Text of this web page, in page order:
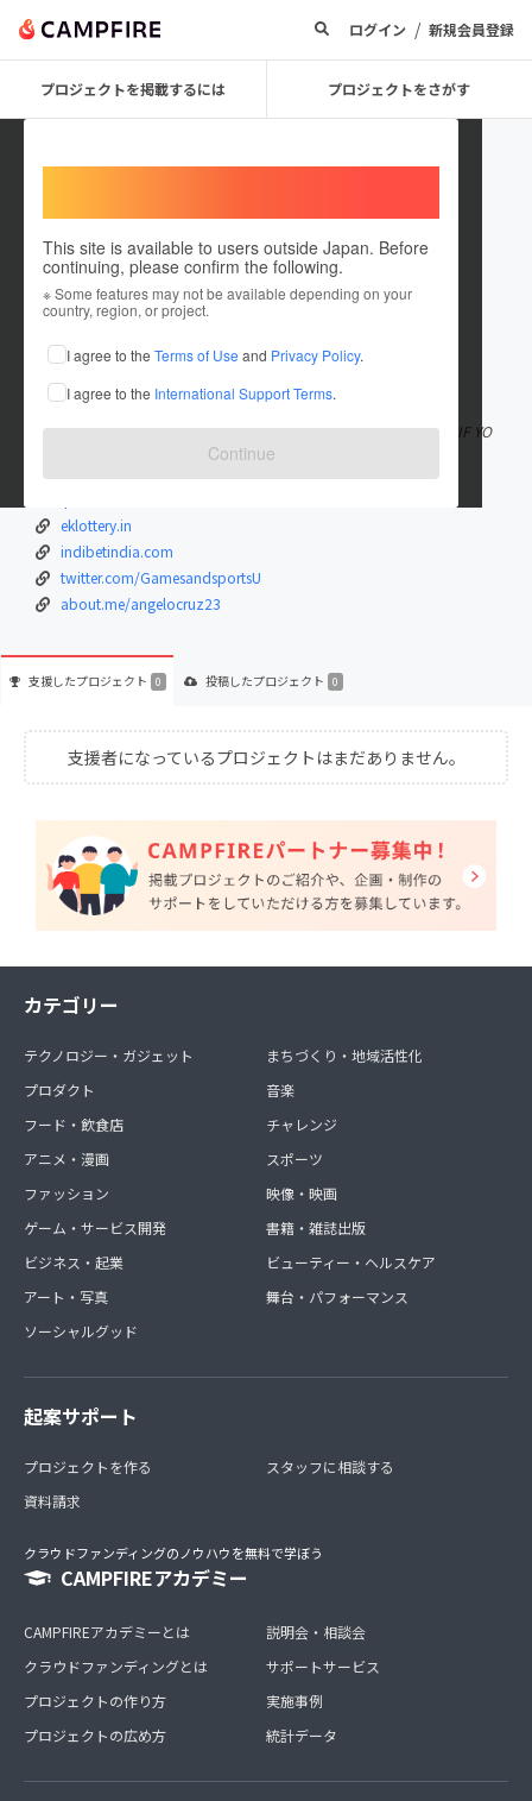
ログイン / 新規会員登録
プロジェクトを掲載するには プロジェクトをさがす
This site is available to users outside Japan. Before
continuing, please confirm the following.
※ Some features may not be available depending on your
country, region, or project.
I agree to the Terms of Use and Privacy Policy.
I agree to the International Support Terms.
Continue
angelocruz23
在住国：日本
出身国：レユニオン
I LOVE GAMING. KINDLY VISIT MY LINK https://iplwin-india.com IF YO
U WANT TO PLAY WITH ME R もっと見る
eklottery.in
indibetindia.com
twitter.com/GamesandsportsU
about.me/angelocruz23
支援したプロジェクト 0 投稿したプロジェクト 0
支援者になっているプロジェクトはまだありません。
カテゴリー
テクノロジー・ガジェット
プロダクト
フード・飲食店
アニメ・漫画
ファッション
ゲーム・サービス開発
ビジネス・起業
アート・写真
ソーシャルグッド
まちづくり・地域活性化
音楽
チャレンジ
スポーツ
映像・映画
書籍・雑誌出版
ビューティー・ヘルスケア
舞台・パフォーマンス
起案サポート
プロジェクトを作る
資料請求
スタッフに相談する
クラウドファンディングのノウハウを無料で学ぼう
CAMPFIREアカデミー
CAMPFIREアカデミーとは
クラウドファンディングとは
プロジェクトの作り方
プロジェクトの広め方
説明会・相談会
サポートサービス
実施事例
統計データ